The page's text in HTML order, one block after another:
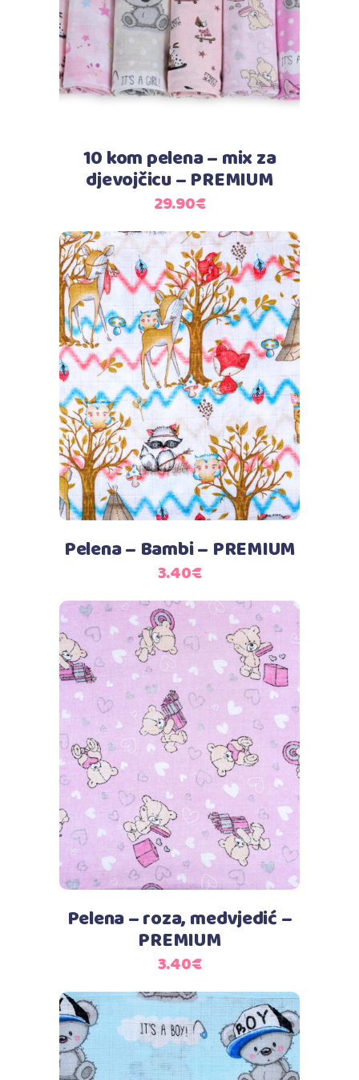
10 kom pelena – mix za
djevojčicu – PREMIUM
29.90€
Dodaj u košaricu
Pelena – Bambi – PREMIUM
3.40€
Dodaj u košaricu
Pelena – roza, medvjedić –
PREMIUM
3.40€